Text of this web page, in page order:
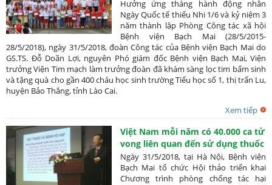
quà và khám sàng lọc tim bẩm
sinh
Hưởng ứng tháng hành động nhân
Ngày Quốc tế thiếu Nhi 1/6 và kỷ niệm 3
năm thành lập Phòng Công tác xã hội
Bệnh viện Bạch Mai (28/5/2015-
28/5/2018), ngày 31/5/2018, đoàn Công tác của Bệnh viện Bạch Mai do
GS.TS. Đỗ Doãn Lợi, nguyên Phó giám đốc Bệnh viện Bạch Mai, Viện
trưởng Viện Tim mạch làm trưởng đoàn đã khám sàng lọc tim bẩm sinh
và tặng quà cho gần 400 cháu học sinh trường Tiểu học số 1, thị trấn Lu,
huyện Bảo Thắng, tỉnh Lào Cai.
Xem tiếp
Việt Nam mỗi năm có 40.000 ca tử
vong liên quan đến sử dụng thuốc
lá
Ngày 31/5/2018, tại Hà Nội, Bệnh viện
Bạch Mai tổ chức Hội thảo triển khai
Chương trình phòng chống tác hại